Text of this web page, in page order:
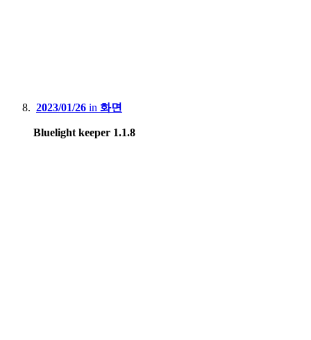
2023/01/26 in 화면
Bluelight keeper 1.1.8